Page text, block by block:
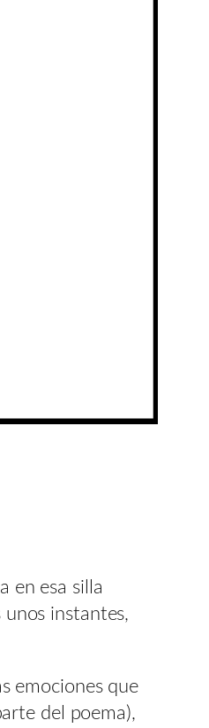
en esa silla
instantes,
emociones que
del poema),